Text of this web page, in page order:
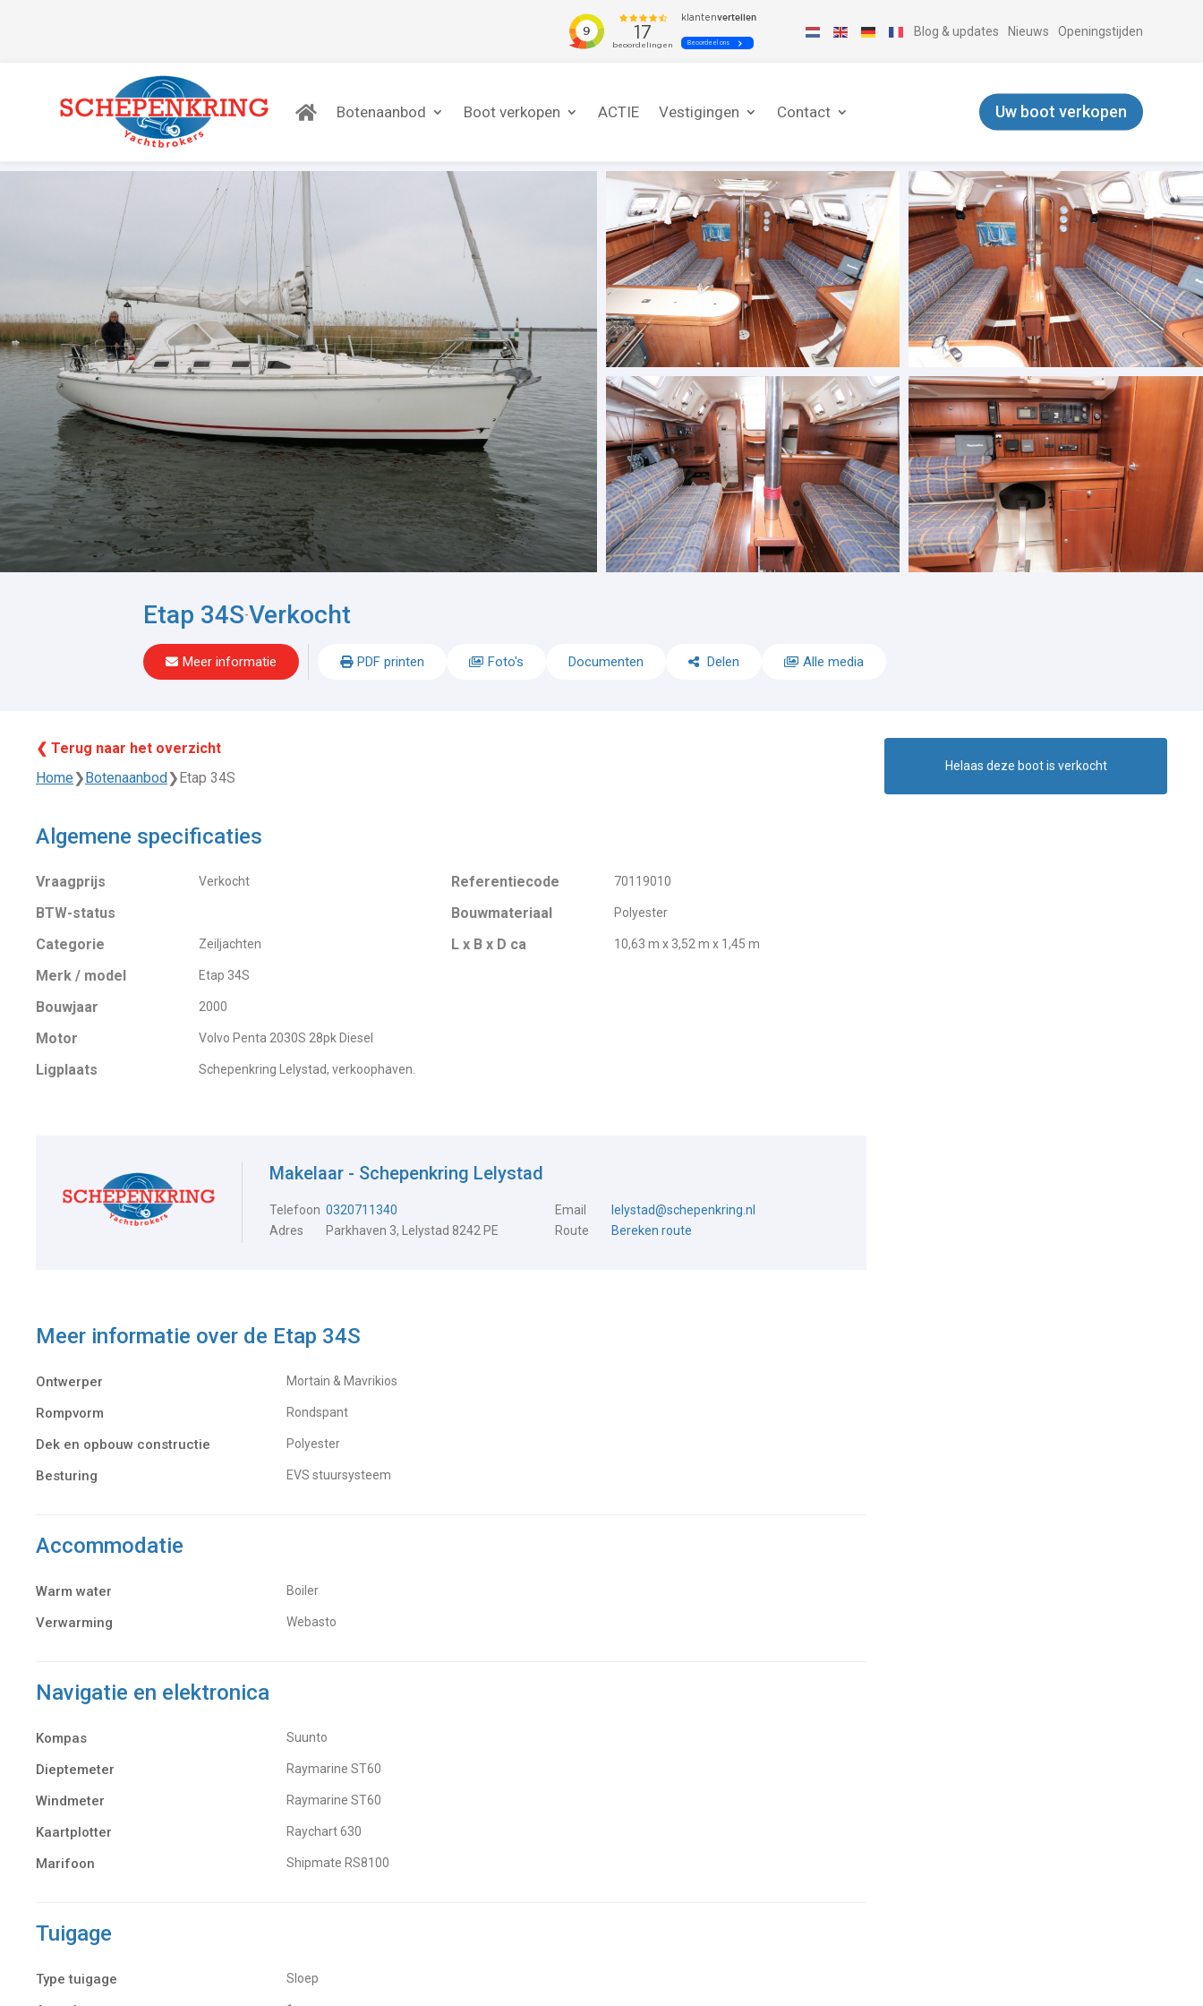
Blog & updates Nieuws Openingstijden
Botenaanbod Boot verkopen ACTIE Vestigingen Contact Uw boot verkopen
Etap 34S-Verkocht
Meer informatie PDF printen Foto's Documenten Delen Alle media
❮ Terug naar het overzicht
Home❯Botenaanbod❯Etap 34S
Algemene specificaties
Vraagprijs Verkocht
BTW-status
Categorie
Zeiljachten
Merk / model Etap 34S
Bouwjaar 2000
Motor Volvo Penta 2030S 28pk Diesel
Ligplaats Schepenkring Lelystad, verkoophaven.
Referentiecode 70119010
Bouwmateriaal Polyester
L x B x D ca 10,63 m x 3,52 m x 1,45 m
Makelaar - Schepenkring Lelystad
Telefoon 0320711340 Email
lelystad@schepenkring.nl
Adres
Parkhaven 3, Lelystad 8242 PE Route Bereken route
Meer informatie over de Etap 34S
Ontwerper Mortain & Mavrikios
Rompvorm Rondspant
Dek en opbouw constructie Polyester
Besturing EVS stuursysteem
Accommodatie
Warm water Boiler
Verwarming Webasto
Navigatie en elektronica
Kompas Suunto
Dieptemeter Raymarine ST60
Windmeter Raymarine ST60
Kaartplotter Raychart 630
Marifoon Shipmate RS8100
Tuigage
Type tuigage Sloep
Helaas deze boot is verkocht